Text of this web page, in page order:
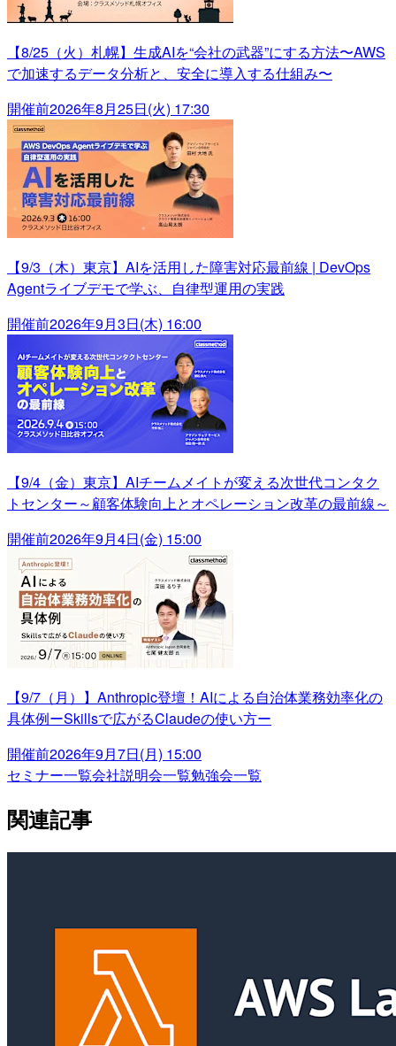
【8/25（火）札幌】生成AIを“会社の武器”にする方法〜AWS
で加速するデータ分析と、安全に導入する仕組み〜
開催前2026年8月25日(火) 17:30
【9/3（木）東京】AIを活用した障害対応最前線 | DevOps
Agentライブデモで学ぶ、自律型運用の実践
開催前2026年9月3日(木) 16:00
【9/4（金）東京】AIチームメイトが変える次世代コンタク
トセンター～顧客体験向上とオペレーション改革の最前線～
開催前2026年9月4日(金) 15:00
【9/7（月）】Anthropic登壇！AIによる自治体業務効率化の
具体例ーSkillsで広がるClaudeの使い方ー
開催前2026年9月7日(月) 15:00
セミナー一覧会社説明会一覧勉強会一覧
関連記事